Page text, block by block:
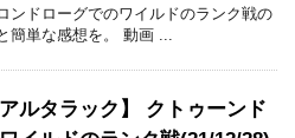
ンドローグでのワイルドのランク戦の
簡単な感想を。 動画 ...
アルタラック】 クトゥーンド